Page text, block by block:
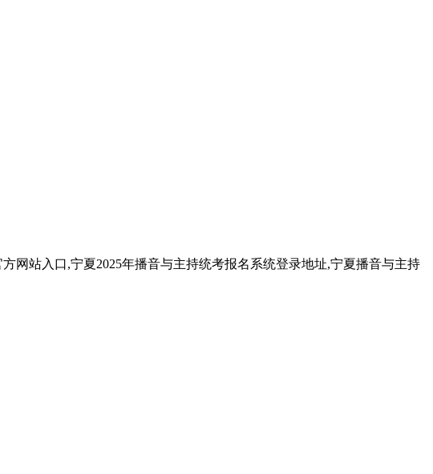
网站入口,宁夏2025年播音与主持统考报名系统登录地址,宁夏播音与主持